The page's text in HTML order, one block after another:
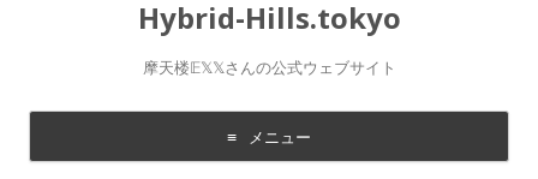
Hybrid-Hills.tokyo
摩天楼𝔼𝕏𝕏さんの公式ウェブサイト
メニュー
コ